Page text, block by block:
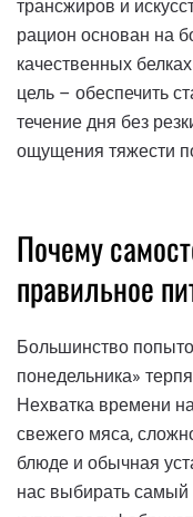
трансжиров и
рацион основан на
качественных
цель – обеспечить
течение дня без
ощущения тяжести
Почему
правильное
Большинство
понедельника»
Нехватка времени
свежего мяса,
блюде и обычная
нас выбирать самый